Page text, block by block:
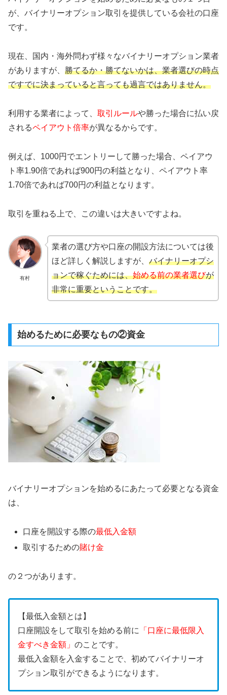
が、バイナリーオプション取引を提供している会社の口座
です。
現在、国内・海外問わず様々なバイナリーオプション業者
がありますが、 勝てるか・勝てないかは、業者選びの時点
ですでに決まっていると言っても過言ではありません。
利用する業者によって、 取引ルールや勝った場合に払い戻
されるペイアウト倍率が異なるからです。
例えば、1000円でエントリーして勝った場合、ペイアウ
ト率1.90倍であれば900円の利益となり、ペイアウト率
1.70倍であれば700円の利益となります。
取引を重ねる上で、この違いは大きいですよね。
有村
業者の選び方や口座の開設方法については後
ほど詳しく解説しますが、 バイナリーオプシ
ョンで稼ぐためには、始める前の業者選びが
非常に重要ということです。
始めるために必要なもの②資金
バイナリーオプションを始めるにあたって必要となる資金
は、
口座を開設する際の最低入金額
取引するための賭け金
の２つがあります。
【最低入金額とは】
口座開設をして取引を始める前に
「口座に最低限入
金すべき金額」 のことです。
最低入金額を入金することで、初めてバイナリーオ
プション取引ができるようになります。